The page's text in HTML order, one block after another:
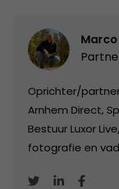
Oprichter/
Arnhem Direct,
Bestuur Luxor
fotografie en